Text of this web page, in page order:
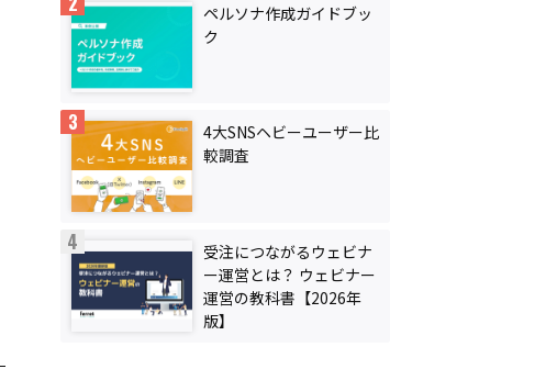
ペルソナ作成ガイドブッ
ク
4大SNSヘビーユーザー比
較調査
受注につながるウェビナ
ー運営とは？ ウェビナー
運営の教科書【2026年
版】